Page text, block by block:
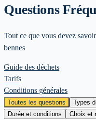
Questions
Tout ce que vous devez
bennes
Guide des déchets
Tarifs
Conditions générales
Toutes les questions Types
Durée et conditions
Choix et